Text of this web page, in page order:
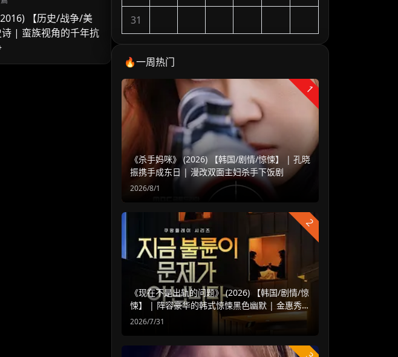
【历史/战争/美
| 蛮族视角的千年抗
31
🔥一周热门
1
《杀手妈咪》 (2026) 【韩国/剧情/惊悚】 | 孔晓
振携手成东日 | 漫改双面主妇杀手下饭剧
2026/8/1
2
《现在不是出轨的问题》 (2026) 【韩国/剧情/惊
悚】 | 阵容豪华的韩式惊悚黑色幽默 | 金惠秀 x
赵汝贞强强联手
2026/7/31